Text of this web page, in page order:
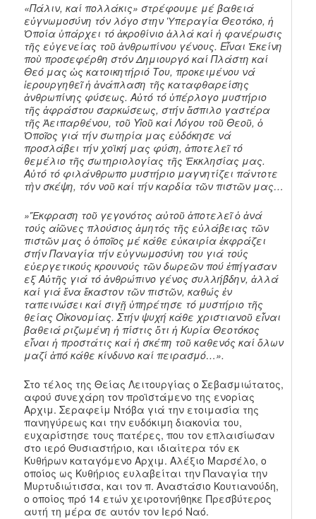
«Πάλιν, καί πολλάκις» στρέφουμε μέ βαθειά
εὐγνωμοσύνη τόν λόγο στην Ὑπεραγία Θεοτόκο, ἡ
Ὁποία ὑπάρχει τό ἀκροθίνιο ἀλλά καί ἡ φανέρωσις
τῆς εὐγενείας τοῦ ἀνθρωπίνου γένους. Εἶναι Ἐκείνη
ποὺ προσεφέρθη στόν Δημιουργό καί Πλάστη καί
Θεό μας ὡς κατοικητήριό Του, προκειμένου νά
ἱερουργηθεῖ ἡ ἀνάπλαση τῆς καταφθαρείσης
ἀνθρωπίνης φύσεως. Αὐτό τό ὑπέρλογο μυστήριο
τῆς ἀφράστου σαρκώσεως, στήν ἄσπιλο γαστέρα
τῆς Ἀειπαρθένου, τοῦ Υἱοῦ καί Λόγου τοῦ Θεοῦ, ὁ
Ὁποῖος γιά τήν σωτηρία μας εὐδόκησε νά
προσλάβει τήν χοϊκή μας φύση, ἀποτελεῖ τό
θεμέλιο τῆς σωτηριολογίας τῆς Ἐκκλησίας μας.
Αὐτό τό φιλάνθρωπο μυστήριο μαγνητίζει πάντοτε
τὴν σκέψη, τόν νοῦ καί τήν καρδία τῶν πιστῶν μας…
»Ἔκφραση τοῦ γεγονότος αὐτοῦ ἀποτελεῖ ὁ ἀνά
τούς αἰῶνες πλούσιος ἀμητός τῆς εὐλάβειας τῶν
πιστῶν μας ὁ ὁποῖος μέ κάθε εὐκαιρία ἐκφράζει
στήν Παναγία τήν εὐγνωμοσύνη του γιά τούς
εὐεργετικούς κρουνούς τῶν δωρεῶν πού ἐπήγασαν
εξ Αὐτῆς γιά τό ἀνθρώπινο γένος συλλήβδην, ἀλλά
καί γιά ἕνα ἕκαστον τῶν πιστῶν, καθώς ἐν
ταπεινώσει καί σιγῇ ὑπηρέτησε τό μυστήριο τῆς
θείας Οἰκονομίας. Στήν ψυχή κάθε χριστιανοῦ εἶναι
βαθειά ριζωμένη ἡ πίστις ὅτι ἡ Κυρία Θεοτόκος
εἶναι ἡ προστάτις καί ἡ σκέπη τοῦ καθενός καί ὅλων
μαζί ἀπό κάθε κίνδυνο καί πειρασμό…».
Στο τέλος της Θείας Λειτουργίας ο Σεβασμιώτατος,
αφού συνεχάρη τον προϊστάμενο της ενορίας
Αρχιμ. Σεραφείμ Ντόβα γιά την ετοιμασία της
πανηγύρεως και την ευδόκιμη διακονία του,
ευχαρίστησε τους πατέρες, που τον επλαισίωσαν
στο ιερό Θυσιαστήριο, και ιδιαίτερα τόν εκ
Κυθήρων καταγόμενο Αρχιμ. Αλέξιο Μαρσέλο, ο
οποίος ως Κυθήριος ευλαβείται την Παναγία την
Μυρτυδιώτισσα, και τον π. Αναστάσιο Κουτιανούδη,
ο οποίος πρό 14 ετών χειροτονήθηκε Πρεσβύτερος
αυτή τη μέρα σε αυτόν τον Ιερό Ναό.